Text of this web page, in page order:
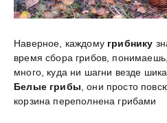
Наверное, каждому грибнику
время сбора грибов, понимаешь,
много, куда ни шагни везде
Белые грибы , они просто
корзина переполнена грибами